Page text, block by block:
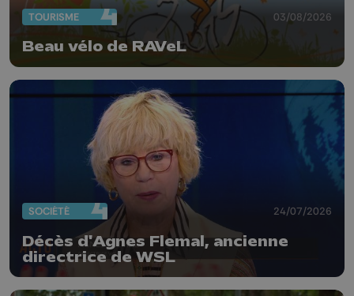
TOURISME 03/08/2026
Beau vélo de RAVeL
SOCIÉTÉ 24/07/2026
Décès d'Agnes Flemal, ancienne
directrice de WSL